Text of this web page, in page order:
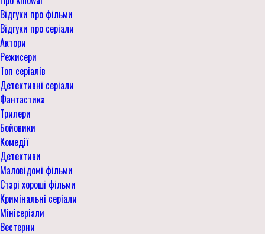
Відгуки про фільми
Відгуки про серіали
Актори
Режисери
Топ серіалів
Детективні серіали
Фантастика
Трилери
Бойовики
Комедії
Детективи
Маловідомі фільми
Старі хороші фільми
Кримінальні серіали
Мінісеріали
Вестерни